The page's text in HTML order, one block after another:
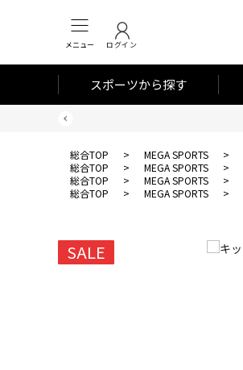
メニュー ログイン
スポーツから探す
総合TOP > MEGA SPORTS >
総合TOP
> MEGA SPORTS >
総合TOP
> MEGA SPORTS >
総合TOP
> MEGA SPORTS >
SALE